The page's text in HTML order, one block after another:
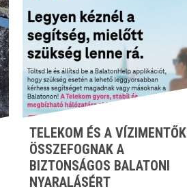
TELEKOM ÉS A VÍZIMENTŐK
ÖSSZEFOGNAK A
BIZTONSÁGOS BALATONI
NYARALÁSÉRT